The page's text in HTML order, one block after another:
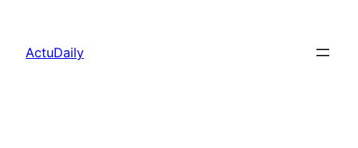
contenu
ActuDaily